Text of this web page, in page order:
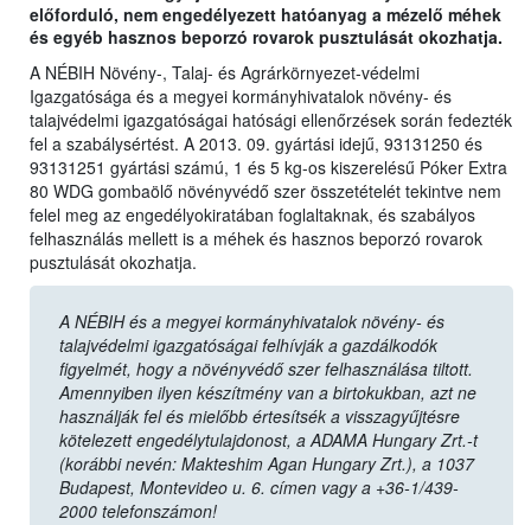
előforduló, nem engedélyezett hatóanyag a mézelő méhek
és egyéb hasznos beporzó rovarok pusztulását okozhatja.
A NÉBIH Növény-, Talaj- és Agrárkörnyezet-védelmi
Igazgatósága és a megyei kormányhivatalok növény- és
talajvédelmi igazgatóságai hatósági ellenőrzések során fedezték
fel a szabálysértést. A 2013. 09. gyártási idejű, 93131250 és
93131251 gyártási számú, 1 és 5 kg-os kiszerelésű Póker Extra
80 WDG gombaölő növényvédő szer összetételét tekintve nem
felel meg az engedélyokiratában foglaltaknak, és szabályos
felhasználás mellett is a méhek és hasznos beporzó rovarok
pusztulását okozhatja.
A NÉBIH és a megyei kormányhivatalok növény- és
talajvédelmi igazgatóságai felhívják a gazdálkodók
figyelmét, hogy a növényvédő szer felhasználása tiltott.
Amennyiben ilyen készítmény van a birtokukban, azt ne
használják fel és mielőbb értesítsék a visszagyűjtésre
kötelezett engedélytulajdonost, a ADAMA Hungary Zrt.-t
(korábbi nevén: Makteshim Agan Hungary Zrt.), a 1037
Budapest, Montevideo u. 6. címen vagy a +36-1/439-
2000 telefonszámon!